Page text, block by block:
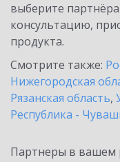
выберите
консультацию,
продукта.
Смотрите также:
Нижегородская
Рязанская область,
Республика -
Партнеры в вашем